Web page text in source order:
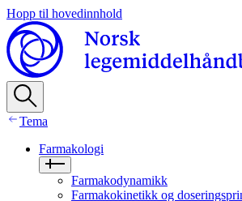
Hopp til hovedinnhold
Tema
Farmakologi
Farmakodynamikk
Farmakokinetikk og